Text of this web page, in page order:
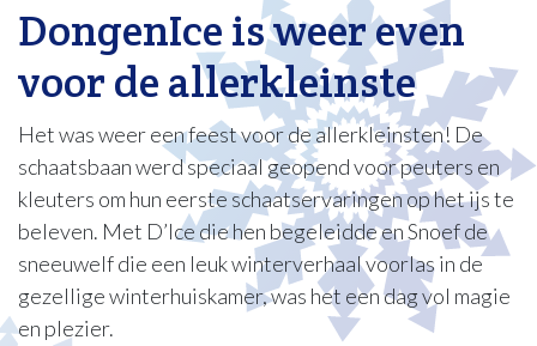
DongenIce is weer even
voor de allerkleinste
Het was weer een feest voor de allerkleinsten! De
schaatsbaan werd speciaal geopend voor peuters en
kleuters om hun eerste schaatservaringen op het ijs te
beleven. Met D’Ice die hen begeleidde en Snoef de
sneeuwelf die een leuk winterverhaal voorlas in de
gezellige winterhuiskamer, was het een dag vol magie
en plezier.